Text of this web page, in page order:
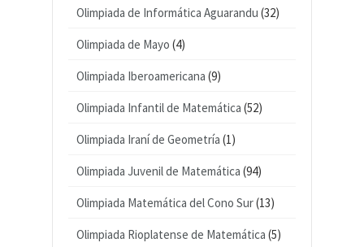
Olimpiada de Informática Aguarandu (32)
Olimpiada de Mayo (4)
Olimpiada Iberoamericana (9)
Olimpiada Infantil de Matemática (52)
Olimpiada Iraní de Geometría (1)
Olimpiada Juvenil de Matemática (94)
Olimpiada Matemática del Cono Sur(13)
Olimpiada Rioplatense de Matemática (5)